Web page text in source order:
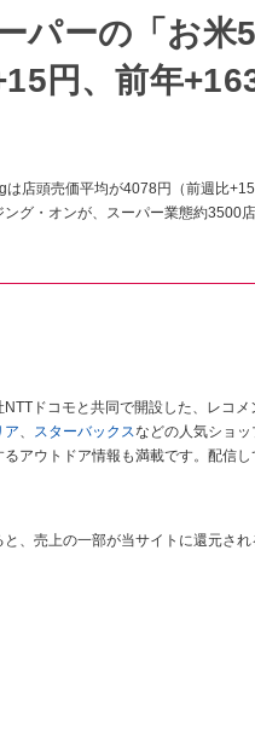
パーの「お
円、前年
店頭売価平均が4078円（前週比
グ・オンが、スーパー業態約3500
ドコモと共同で開設した、レコメ
ア、 スターバックスなどの人気ショ
アウトドア情報も満載です。配信
、売上の一部が当サイトに還元され